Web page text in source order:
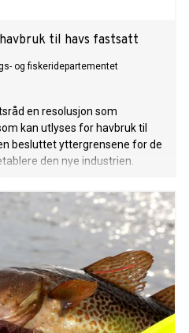
til havs fastsatt
og fiskeridepartementet
en resolusjon som
kan utlyses for havbruk til
besluttet yttergrensene for de
den nye industrien.